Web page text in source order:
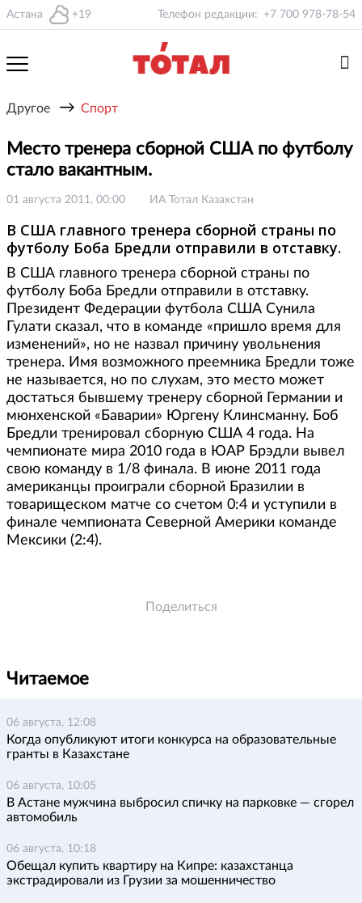
Астана +19 Телефон редакции: +7 700 978-78-54
Другое → Спорт
Место тренера сборной США по футболу
стало вакантным.
01 августа 2011, 00:00 ИА Тотал Казахстан
В США главного тренера сборной страны по
футболу Боба Бредли отправили в отставку.
В США главного тренера сборной страны по
футболу Боба Бредли отправили в отставку.
Президент Федерации футбола США Сунила
Гулати сказал, что в команде «пришло время для
изменений», но не назвал причину увольнения
тренера. Имя возможного преемника Бредли тоже
не называется, но по слухам, это место может
достаться бывшему тренеру сборной Германии и
мюнхенской «Баварии» Юргену Клинсманну. Боб
Бредли тренировал сборную США 4 года. На
чемпионате мира 2010 года в ЮАР Брэдли вывел
свою команду в 1/8 финала. В июне 2011 года
американцы проиграли сборной Бразилии в
товарищеском матче со счетом 0:4 и уступили в
финале чемпионата Северной Америки команде
Мексики (2:4).
Поделиться
Читаемое
06 августа, 12:08
Когда опубликуют итоги конкурса на образовательные
гранты в Казахстане
06 августа, 10:05
В Астане мужчина выбросил спичку на парковке — сгорел
автомобиль
06 августа, 10:18
Обещал купить квартиру на Кипре: казахстанца
экстрадировали из Грузии за мошенничество